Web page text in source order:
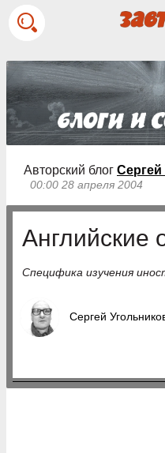
Авторский блог Сергей
00:00 28 апреля 2004
Английские
Специфика изучения
Сергей